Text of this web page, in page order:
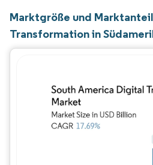
Marktgröße und
Transformation in